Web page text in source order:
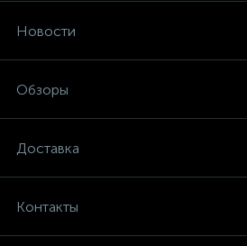
Новости
Обзоры
Доставка
Контакты